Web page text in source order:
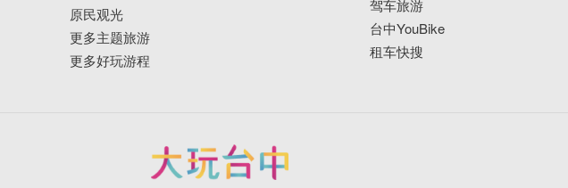
原民观光
更多主题旅游
更多好玩游程
驾车旅游
台中YouBike
租车快搜